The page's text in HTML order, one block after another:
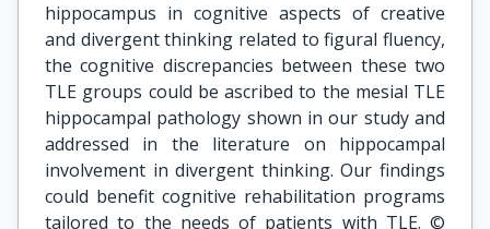
hippocampus in cognitive aspects of creative
and divergent thinking related to figural fluency,
the cognitive discrepancies between these two
TLE groups could be ascribed to the mesial TLE
hippocampal pathology shown in our study and
addressed in the literature on hippocampal
involvement in divergent thinking. Our findings
could benefit cognitive rehabilitation programs
tailored to the needs of patients with TLE. ©